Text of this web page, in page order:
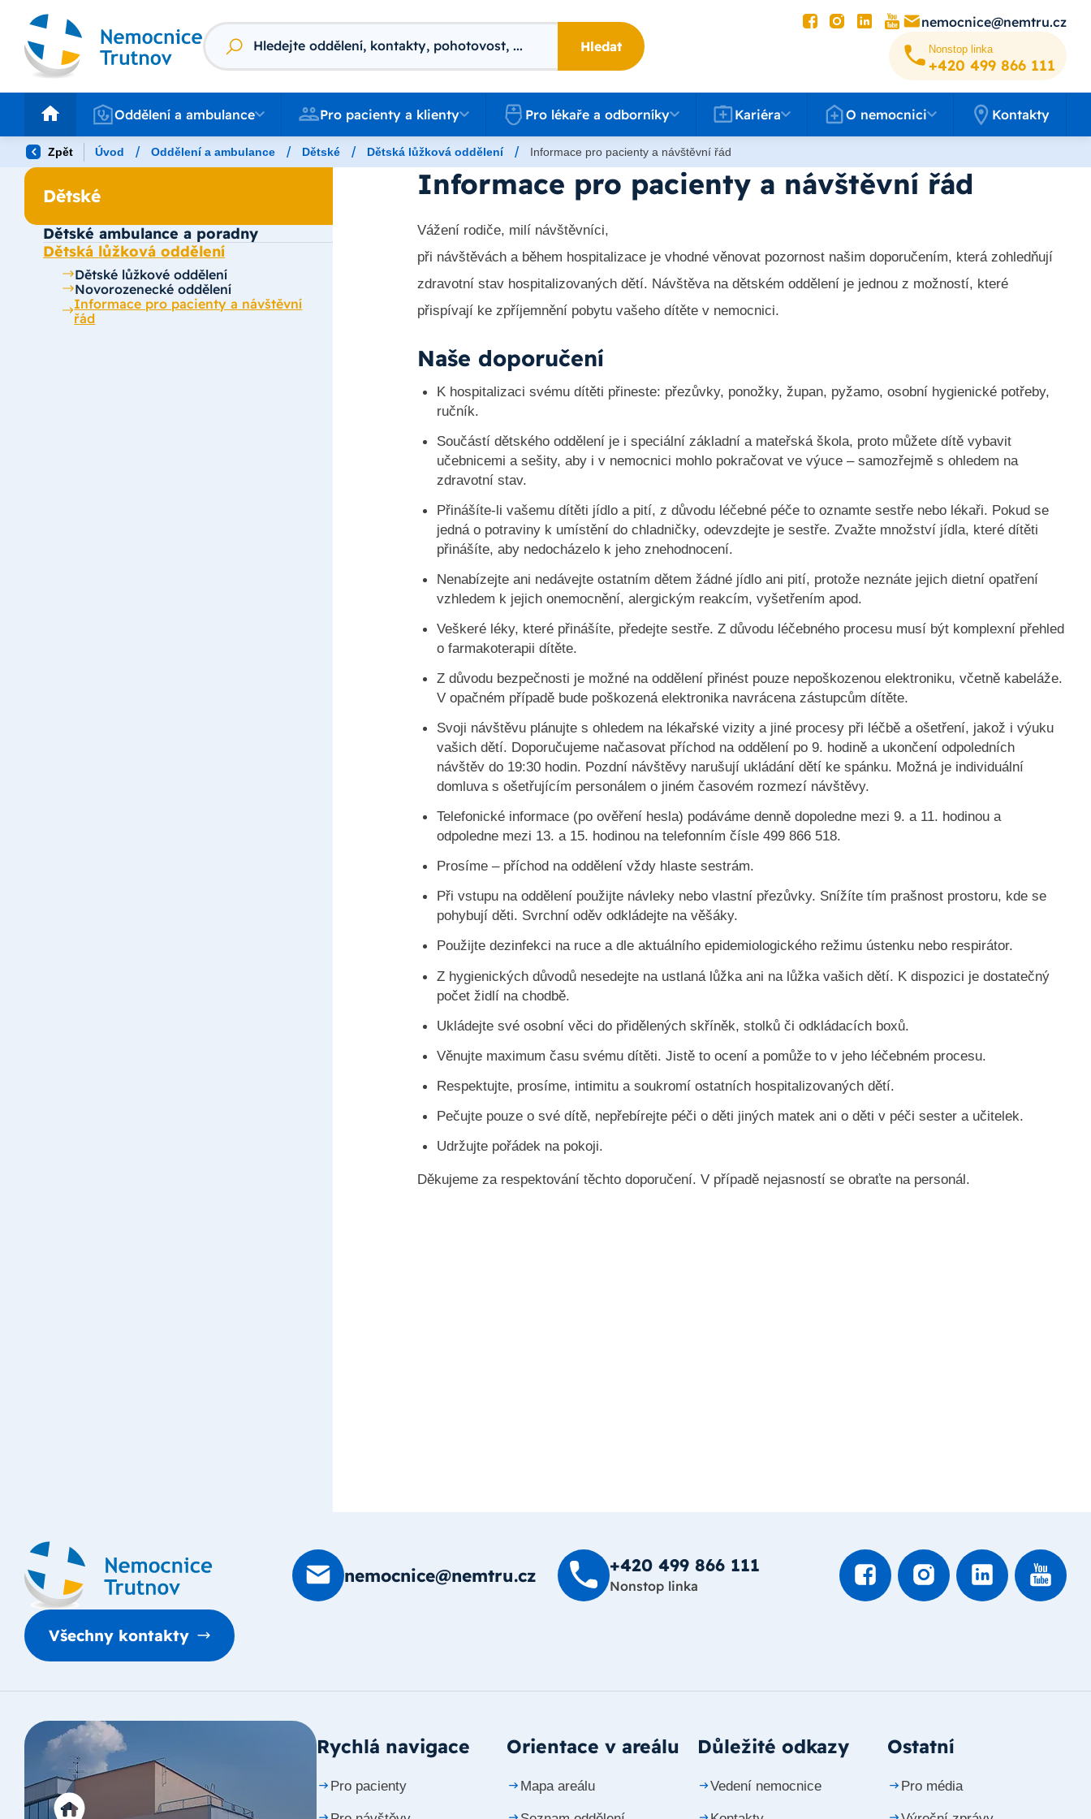
Vyhledávání
Hledat
nemocnice@nemtru.cz
Nonstop linka
+420 499 8­66 111
Oddělení a ambulance
Oddělení a ambulance Pro pacienty a klienty
Pro lékaře a odborníky
Pro lékaře a odborníky
Kariéra
Kariéra
O nemocnici
O nemocnici Kontakty
Zpět Úvod / Oddělení a ambulance / Dětské / Dětská lůžková oddělení / Informace pro pacienty a návštěvní řád
Dětské
Dětské ambulance a poradny
Dětská lůžková oddělení
Dětské lůžkové oddělení
Novorozenecké oddělení
Informace pro pacienty a návštěvní
řád
Informace pro pacienty a návštěvní řád
Vážení rodiče, milí návštěvníci,
při návštěvách a během hospitalizace je vhodné věnovat pozornost našim doporučením, která zohledňují
zdravotní stav hospitalizovaných dětí. Návštěva na dětském oddělení je jednou z možností, které
přispívají ke zpříjemnění pobytu vašeho dítěte v nemocnici.
Naše doporučení
K hospitalizaci svému dítěti přineste: přezůvky, ponožky, župan, pyžamo, osobní hygienické potřeby,
ručník.
Součástí dětského oddělení je i speciální základní a mateřská škola, proto můžete dítě vybavit
učebnicemi a sešity, aby i v nemocnici mohlo pokračovat ve výuce – samozřejmě s ohledem na
zdravotní stav.
Přinášíte-li vašemu dítěti jídlo a pití, z důvodu léčebné péče to oznamte sestře nebo lékaři. Pokud se
jedná o potraviny k umístění do chladničky, odevzdejte je sestře. Zvažte množství jídla, které dítěti
přinášíte, aby nedocházelo k jeho znehodnocení.
Nenabízejte ani nedávejte ostatním dětem žádné jídlo ani pití, protože neznáte jejich dietní opatření
vzhledem k jejich onemocnění, alergickým reakcím, vyšetřením apod.
Veškeré léky, které přinášíte, předejte sestře. Z důvodu léčebného procesu musí být komplexní přehled
o farmakoterapii dítěte.
Z důvodu bezpečnosti je možné na oddělení přinést pouze nepoškozenou elektroniku, včetně kabeláže.
V opačném případě bude poškozená elektronika navrácena zástupcům dítěte.
Svoji návštěvu plánujte s ohledem na lékařské vizity a jiné procesy při léčbě a ošetření, jakož i výuku
vašich dětí. Doporučujeme načasovat příchod na oddělení po 9. hodině a ukončení odpoledních
návštěv do 19:30 hodin. Pozdní návštěvy narušují ukládání dětí ke spánku. Možná je individuální
domluva s ošetřujícím personálem o jiném časovém rozmezí návštěvy.
Telefonické informace (po ověření hesla) podáváme denně dopoledne mezi 9. a 11. hodinou a
odpoledne mezi 13. a 15. hodinou na telefonním čísle 499 866 518.
Prosíme – příchod na oddělení vždy hlaste sestrám.
Při vstupu na oddělení použijte návleky nebo vlastní přezůvky. Snížíte tím prašnost prostoru, kde se
pohybují děti. Svrchní oděv odkládejte na věšáky.
Použijte dezinfekci na ruce a dle aktuálního epidemiologického režimu ústenku nebo respirátor.
Z hygienických důvodů nesedejte na ustlaná lůžka ani na lůžka vašich dětí. K dispozici je dostatečný
počet židlí na chodbě.
Ukládejte své osobní věci do přidělených skříněk, stolků či odkládacích boxů.
Věnujte maximum času svému dítěti. Jistě to ocení a pomůže to v jeho léčebném procesu.
Respektujte, prosíme, intimitu a soukromí ostatních hospitalizova­ných dětí.
Pečujte pouze o své dítě, nepřebírejte péči o děti jiných matek ani o děti v péči sester a učitelek.
Udržujte pořádek na pokoji.
Děkujeme za respektování těchto doporučení. V případě nejasností se obraťte na personál.
nemocnice@nemtru.cz +420 499 8­66 111
Nonstop linka
Všechny kontakty
Rychlá navigace
Pro pacienty
Orientace v areálu
Mapa areálu
Důležité odkazy
Vedení nemocnice
Ostatní
Pro média